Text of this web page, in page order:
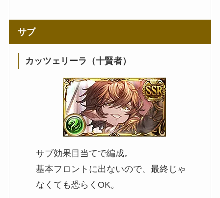
サブ
カッツェリーラ（十賢者）
サブ効果目当てで編成。
基本フロントに出ないので、最終じゃ
なくても恐らくOK。